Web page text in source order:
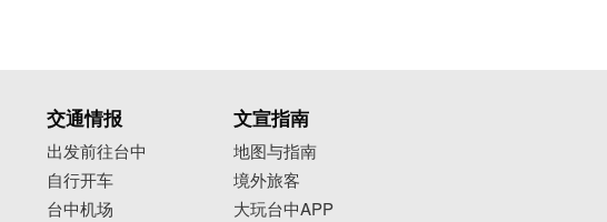
交通情报
出发前往台中
自行开车
台中机场
文宣指南
地图与指南
境外旅客
大玩台中APP